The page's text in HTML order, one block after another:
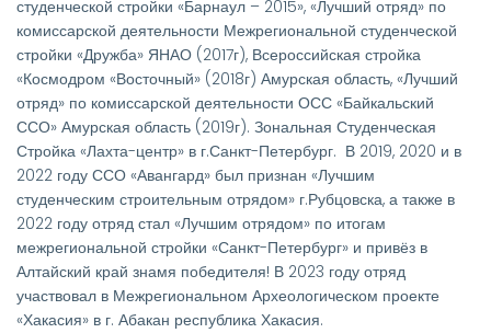
студенческой стройки «Барнаул – 2015», «Лучший отряд» по
комиссарской деятельности Межрегиональной студенческой
стройки «Дружба» ЯНАО (2017г), Всероссийская стройка
«Космодром «Восточный» (2018г) Амурская область, «Лучший
отряд» по комиссарской деятельности ОСС «Байкальский
ССО» Амурская область (2019г). Зональная Студенческая
Стройка «Лахта-центр» в г.Санкт-Петербург. В 2019, 2020 и в
2022 году ССО «Авангард» был признан «Лучшим
студенческим строительным отрядом» г.Рубцовска, а также в
2022 году отряд стал «Лучшим отрядом» по итогам
межрегиональной стройки «Санкт-Петербург» и привёз в
Алтайский край знамя победителя! В 2023 году отряд
участвовал в Межрегиональном Археологическом проекте
«Хакасия» в г. Абакан республика Хакасия.